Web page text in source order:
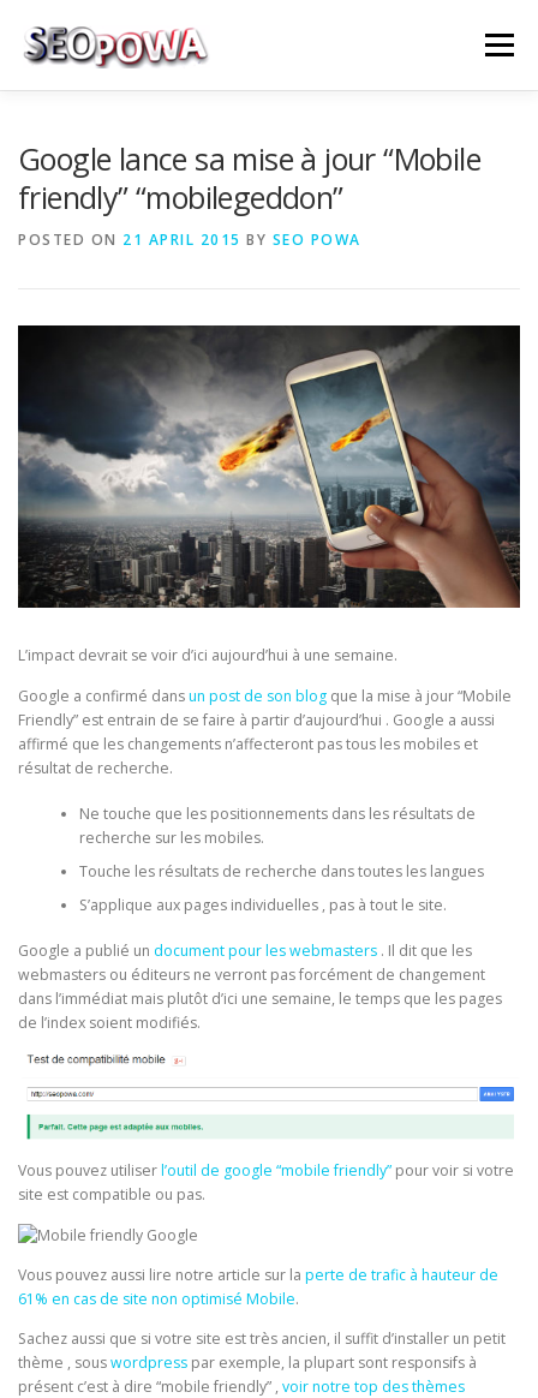
Menu
Google lance sa mise à jour “Mobile
friendly” “mobilegeddon”
POSTED ON 21 APRIL 2015 BY SEO POWA
L’impact devrait se voir d’ici aujourd’hui à une semaine.
Google a confirmé dansun post de son blog que la mise à jour “Mobile
Friendly” est entrain de se faire à partir d’aujourd’hui . Google a aussi
affirmé que les changements n’affecteront pas tous les mobiles et
résultat de recherche.
Ne touche que les positionnements dans les résultats de
recherche sur les mobiles.
Touche les résultats de recherche dans toutes les langues
S’applique aux pages individuelles , pas à tout le site.
Google a publié un document pour les webmasters . Il dit que les
webmasters ou éditeurs ne verront pas forcément de changement
dans l’immédiat mais plutôt d’ici une semaine, le temps que les pages
de l’index soient modifiés.
Vous pouvez utiliserl’outil de google “mobile friendly” pour voir si votre
site est compatible ou pas.
Vous pouvez aussi lire notre article sur la perte de trafic à hauteur de
61% en cas de site non optimisé Mobile.
Sachez aussi que si votre site est très ancien, il suffit d’installer un petit
thème , souswordpress par exemple, la plupart sont responsifs à
présent c’est à dire “mobile friendly” , voir notre top des thèmes